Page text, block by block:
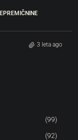
3 leta ago
(99)
(92)